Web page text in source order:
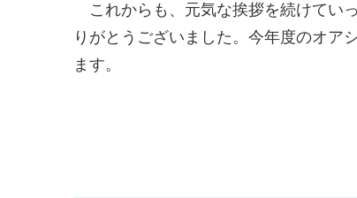
これからも、元気な挨拶を続けてい
りがとうございました。今年度のオア
ます。